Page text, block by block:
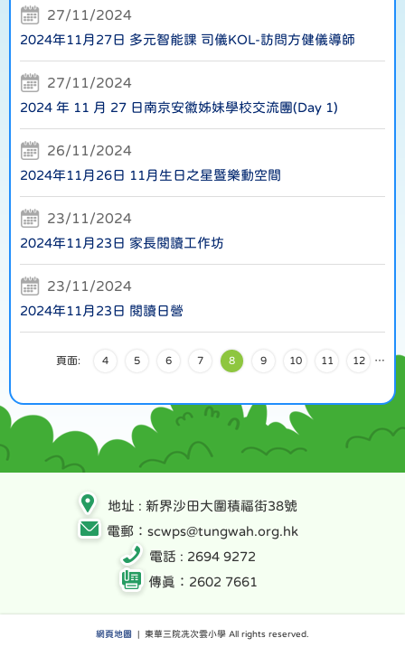
27/11/2024
2024年11月27日 多元智能課 司儀KOL-訪問方健儀導師
27/11/2024
2024 年 11 月 27 日南京安徽姊妹學校交流團(Day 1)
26/11/2024
2024年11月26日 11月生日之星暨樂動空間
23/11/2024
2024年11月23日 家長閱讀工作坊
23/11/2024
2024年11月23日 閱讀日營
頁面: …
4 5 6 7 8 9 10 11 12
地址 : 新界沙田大圍積福街38號
電郵：scwps@tungwah.org.hk
電話 : 2694 9272
傳真：2602 7661
網頁地圖 | 東華三院冼次雲小學 All rights reserved.